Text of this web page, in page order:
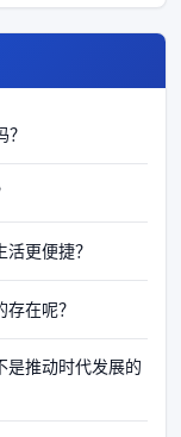
更便捷？
在呢？
是推动时代发展的